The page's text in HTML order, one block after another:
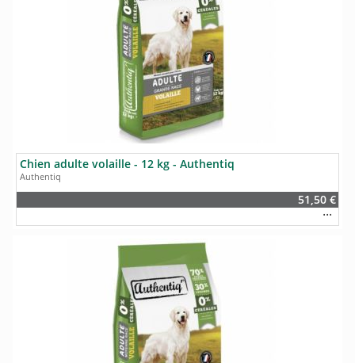
Chien adulte volaille - 12 kg - Authentiq
Authentiq
51,50 €